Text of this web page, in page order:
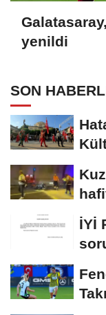
yenildi
SON
İYİ